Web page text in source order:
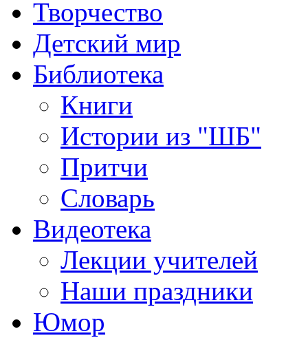
Творчество
Детский мир
Библиотека
Книги
Истории из "ШБ"
Притчи
Словарь
Видеотека
Лекции учителей
Наши праздники
Юмор